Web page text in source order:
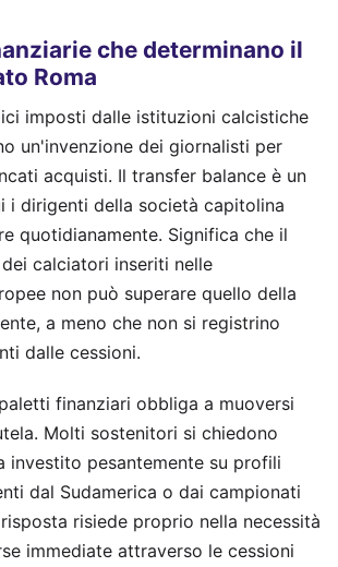
che determinano il
Roma
imposti dalle istituzioni calcistiche
un'invenzione dei giornalisti per
acquisti. Il transfer balance è un
i dirigenti della società capitolina
quotidianamente. Significa che il
calciatori inseriti nelle
non può superare quello della
a meno che non si registrino
dalle cessioni.
finanziari obbliga a muoversi
Molti sostenitori si chiedono
investito pesantemente su profili
dal Sudamerica o dai campionati
risiede proprio nella necessità
immediate attraverso le cessioni